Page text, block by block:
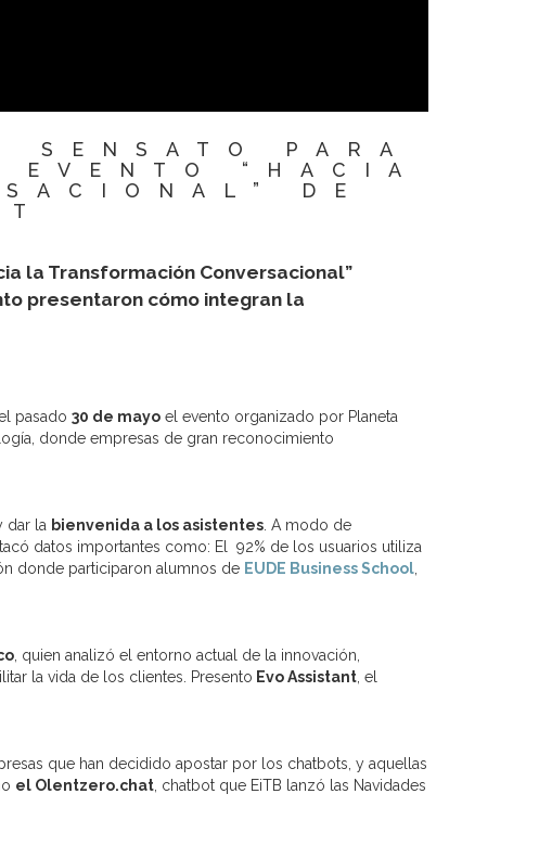
SENSATO PARA
“HACIA
DE
la Transformación Conversacional”
presentaron cómo integran la
pasado 30 de mayo el evento organizado por Planeta
donde empresas de gran reconocimiento
dar la bienvenida a los asistentes. A modo de
datos importantes como: El 92% de los usuarios utiliza
donde participaron alumnos de EUDE Business School,
, quien analizó el entorno actual de la innovación,
la vida de los clientes. Presento Evo Assistant, el
que han decidido apostar por los chatbots, y aquellas
el Olentzero.chat, chatbot que EiTB lanzó las Navidades